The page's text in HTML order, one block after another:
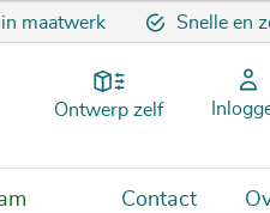
maatwerk Snelle en
Ontwerp zelf
Contact